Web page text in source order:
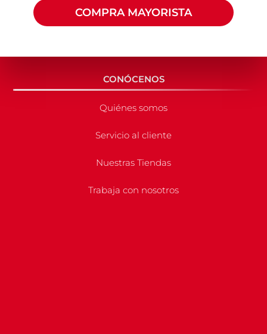
COMPRA MAYORISTA
CONÓCENOS
Quiénes somos
Servicio al cliente
Nuestras Tiendas
Trabaja con nosotros